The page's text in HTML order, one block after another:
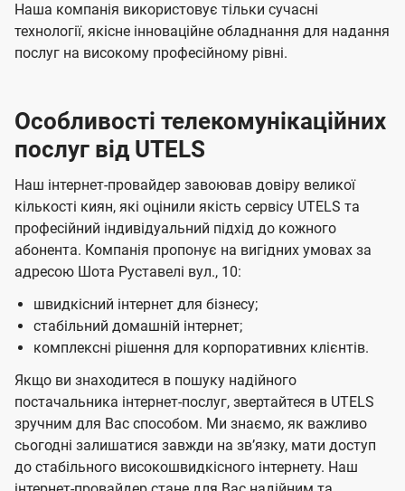
Наша компанія використовує тільки сучасні
технології, якісне інноваційне обладнання для надання
послуг на високому професійному рівні.
Особливості телекомунікаційних
послуг від UTELS
Наш інтернет-провайдер завоював довіру великої
кількості киян, які оцінили якість сервісу UTELS та
професійний індивідуальний підхід до кожного
абонента. Компанія пропонує на вигідних умовах за
адресою Шота Руставелі вул., 10:
швидкісний інтернет для бізнесу;
стабільний домашній інтернет;
комплексні рішення для корпоративних клієнтів.
Якщо ви знаходитеся в пошуку надійного
постачальника інтернет-послуг, звертайтеся в UTELS
зручним для Вас способом. Ми знаємо, як важливо
сьогодні залишатися завжди на звʼязку, мати доступ
до стабільного високошвидкісного інтернету. Наш